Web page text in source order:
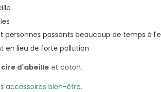
passants beaucoup de temps à
en lieu de forte pollution
cire d'abeille et coton.
accessoires bien-être.